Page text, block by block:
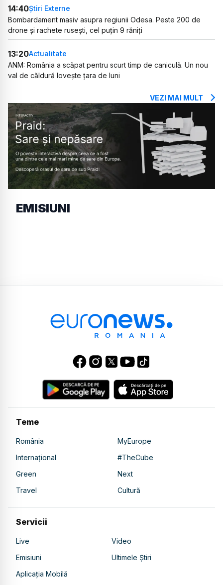
14:40Știri Externe
Bombardament masiv asupra regiunii Odesa. Peste 200 de
drone și rachete rusești, cel puțin 9 răniți
13:20Actualitate
ANM: România a scăpat pentru scurt timp de caniculă. Un nou
val de căldură lovește țara de luni
VEZI MAI MULT
EMISIUNI
Teme
România
MyEurope
Internațional
#TheCube
Green
Next
Travel
Cultură
Servicii
Live
Video
Emisiuni
Ultimele Știri
Aplicația Mobilă